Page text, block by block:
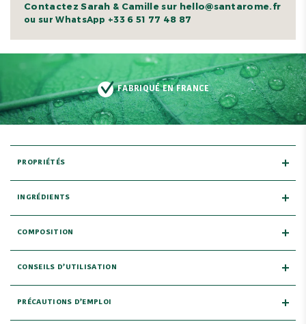
Contactez Sarah & Camille sur hello@santarome.fr
ou sur WhatsApp +33 6 51 77 48 87
FABRIQUÉ EN FRANCE
PROPRIÉTÉS
INGRÉDIENTS
COMPOSITION
CONSEILS D’UTILISATION
PRÉCAUTIONS D’EMPLOI